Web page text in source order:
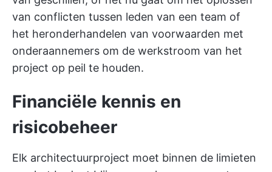
van conflicten tussen leden van een team of
het heronderhandelen van voorwaarden met
onderaannemers om de werkstroom van het
project op peil te houden.
Financiële kennis en
risicobeheer
Elk architectuurproject moet binnen de limieten